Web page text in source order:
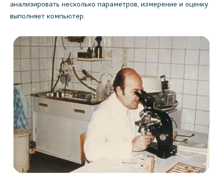
анализировать несколько параметров, измерение и оценку
выполняет компьютер.